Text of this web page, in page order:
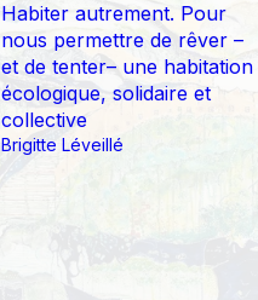
Habiter autrement. Pour
nous permettre de rêver –
et de tenter– une habitation
écologique, solidaire et
collective
Brigitte Léveillé